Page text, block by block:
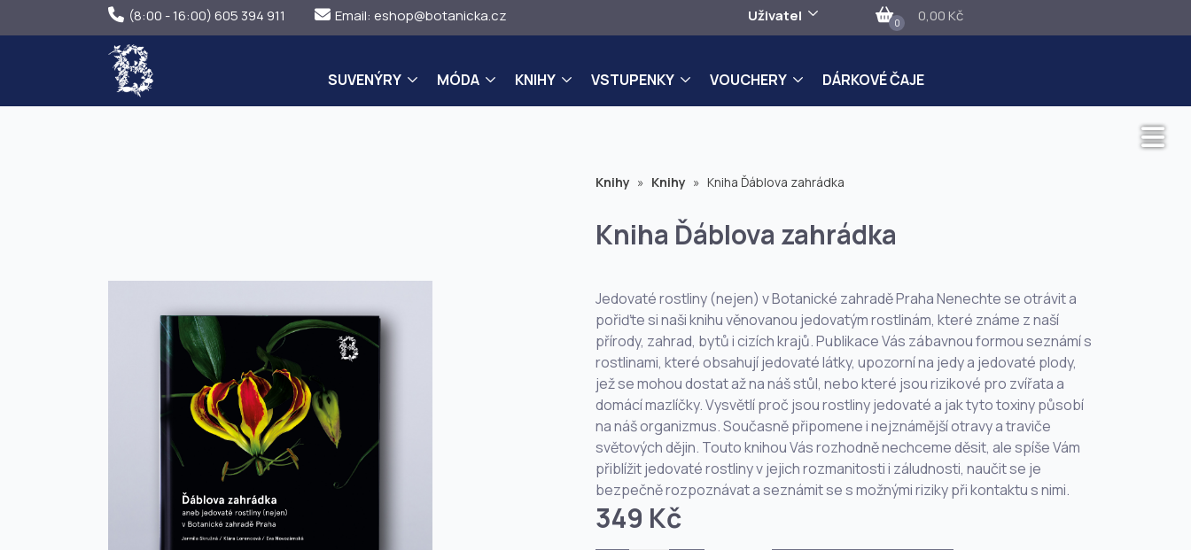
(8:00 - 16:00) 605 394 911 Email: eshop@botanicka.cz Uživatel 0 0,00 Kč
SUVENÝRY MÓDA KNIHY VSTUPENKY VOUCHERY DÁRKOVÉ ČAJE
Knihy » Knihy » Kniha Ďáblova zahrádka
Kniha Ďáblova zahrádka
Jedovaté rostliny (nejen) v Botanické zahradě Praha Nenechte se otrávit a
pořiďte si naši knihu věnovanou jedovatým rostlinám, které známe z naší
přírody, zahrad, bytů i cizích krajů. Publikace Vás zábavnou formou seznámí s
rostlinami, které obsahují jedovaté látky, upozorní na jedy a jedovaté plody,
jež se mohou dostat až na náš stůl, nebo které jsou rizikové pro zvířata a
domácí mazlíčky. Vysvětlí proč jsou rostliny jedovaté a jak tyto toxiny působí
na náš organizmus. Současně připomene i nejznámější otravy a traviče
světových dějin. Touto knihou Vás rozhodně nechceme děsit, ale spíše Vám
přiblížit jedovaté rostliny v jejich rozmanitosti i záludnosti, naučit se je
bezpečně rozpoznávat a seznámit se s možnými riziky při kontaktu s nimi.
349 Kč